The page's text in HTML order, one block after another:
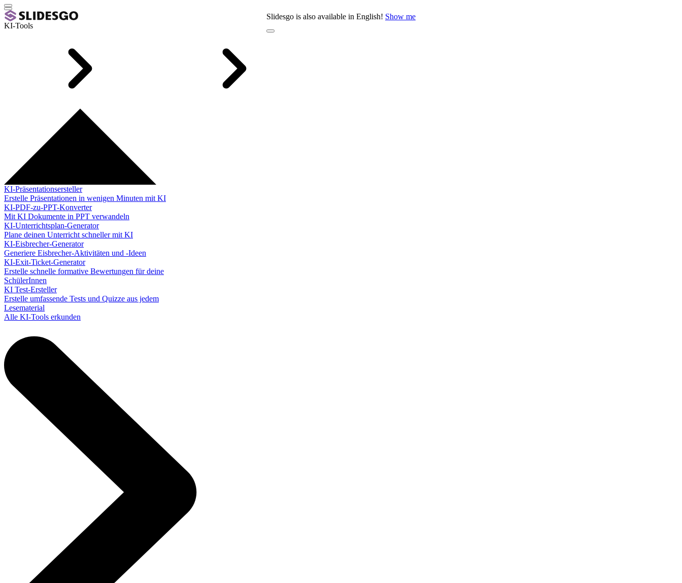
Slidesgo is also available in English! Show me
KI-Tools
KI-Präsentationsersteller
Erstelle Präsentationen in wenigen Minuten mit KI
KI-PDF-zu-PPT-Konverter
Mit KI Dokumente in PPT verwandeln
KI-Unterrichtsplan-Generator
Plane deinen Unterricht schneller mit KI
KI-Eisbrecher-Generator
Generiere Eisbrecher-Aktivitäten und -Ideen
KI-Exit-Ticket-Generator
Erstelle schnelle formative Bewertungen für deine
SchülerInnen
KI Test-Ersteller
Erstelle umfassende Tests und Quizze aus jedem
Lesematerial
Alle KI-Tools erkunden